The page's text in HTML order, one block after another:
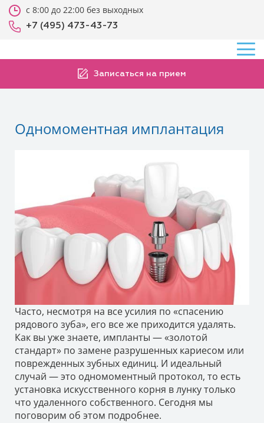
с 8:00 до 22:00 без выходных
+7 (495) 473-43-73
Записаться на прием
Одномоментная имплантация
Часто, несмотря на все усилия по «спасению
рядового зуба», его все же приходится удалять.
Как вы уже знаете, импланты — «золотой
стандарт» по замене разрушенных кариесом или
поврежденных зубных единиц. И идеальный
случай — это одномоментный протокол, то есть
установка искусственного корня в лунку только
что удаленного собственного. Сегодня мы
поговорим об этом подробнее.